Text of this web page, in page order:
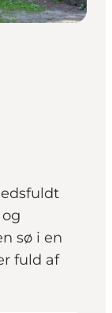
sø i en
fuld af